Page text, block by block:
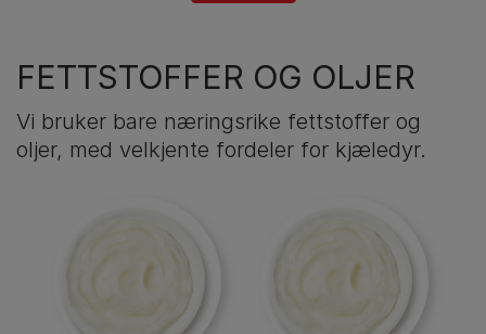
FETTSTOFFER OG OLJER
Vi bruker bare næringsrike fettstoffer og
oljer, med velkjente fordeler for kjæledyr.